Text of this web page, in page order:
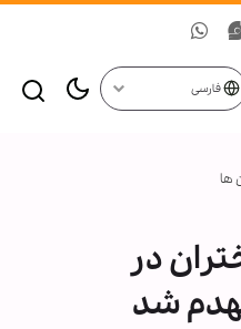
فارسی
ها
در
شد